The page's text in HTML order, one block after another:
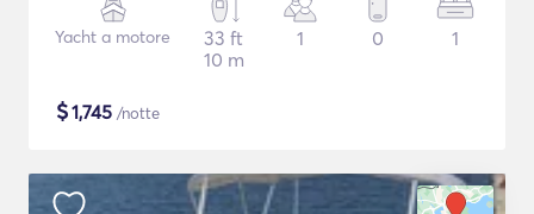
Yacht a motore
33 ft
10 m
1 0 1
$1,745 /notte